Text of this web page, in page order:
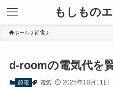
もしもの
ホーム 節電
d-roomの電気代を
節電 電気 2025年10月11日